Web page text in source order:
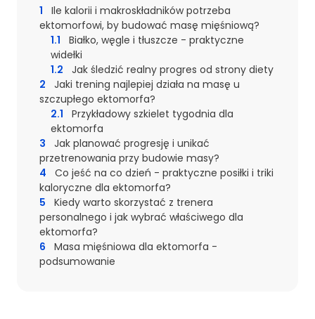
1
Ile kalorii i makroskładników potrzeba
ektomorfowi, by budować masę mięśniową?
1.1
Białko, węgle i tłuszcze - praktyczne
widełki
1.2
Jak śledzić realny progres od strony diety
2
Jaki trening najlepiej działa na masę u
szczupłego ektomorfa?
2.1
Przykładowy szkielet tygodnia dla
ektomorfa
3
Jak planować progresję i unikać
przetrenowania przy budowie masy?
4
Co jeść na co dzień - praktyczne posiłki i triki
kaloryczne dla ektomorfa?
5
Kiedy warto skorzystać z trenera
personalnego i jak wybrać właściwego dla
ektomorfa?
6
Masa mięśniowa dla ektomorfa -
podsumowanie